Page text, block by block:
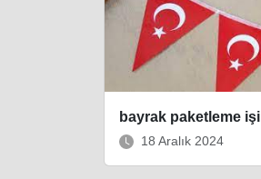
bayrak paketleme işi
18 Aralık 2024